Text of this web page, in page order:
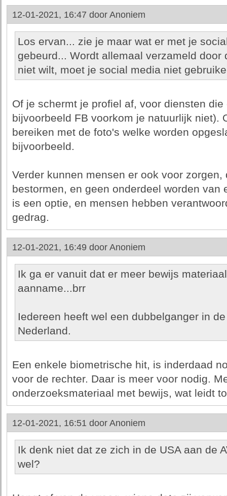
12-01-2021, 16:47 door Anoniem
Los ervan... zie je maar wat er met je
gebeurd... Wordt allemaal verzameld door
niet wilt, moet je social media niet
Of je schermt je profiel af, voor diensten
bijvoorbeeld FB voorkom je natuurlijk niet).
bereiken met de foto's welke worden
bijvoorbeeld.
Verder kunnen mensen er ook voor
bestormen, en geen onderdeel worden van
is een optie, en mensen hebben
gedrag.
12-01-2021, 16:49 door Anoniem
Ik ga er vanuit dat er meer bewijs
aanname...brr
Iedereen heeft wel een dubbelganger in
Nederland.
Een enkele biometrische hit, is inderdaad
voor de rechter. Daar is meer voor nodig.
onderzoeksmateriaal met bewijs, wat leidt
12-01-2021, 16:51 door Anoniem
Ik denk niet dat ze zich in de USA aan de
wel?